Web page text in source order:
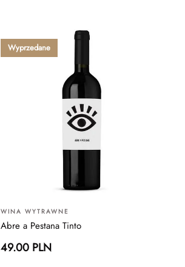
Wyprzedane
WINA WYTRAWNE
Abre a Pestana Tinto
49.00 PLN